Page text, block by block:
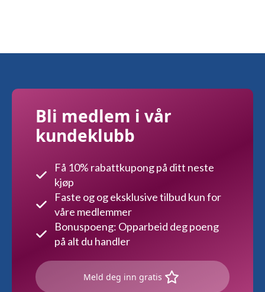
velges
Bli medlem i vår
kundeklubb
Få 10% rabattkupong på ditt neste
kjøp
Faste og og eksklusive tilbud kun for
våre medlemmer
Bonuspoeng: Opparbeid deg poeng
på alt du handler
Meld deg inn gratis